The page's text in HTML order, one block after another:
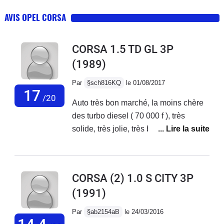
AVIS OPEL CORSA
17 /20
CORSA 1.5 TD GL 3P
(1989)
Par §sch816KQ le 01/08/2017
Auto très bon marché, la moins chère
des turbo diesel ( 70 000 f ), très
solide, très jolie, très bonne sécurité
équipement très complet ( avertisseur
séparation, compte-tours,
suralimentation ), plaisir de conduire,
CORSA (2) 1.0 S CITY 3P
(1991)
Par §ab2154aB le 24/03/2016